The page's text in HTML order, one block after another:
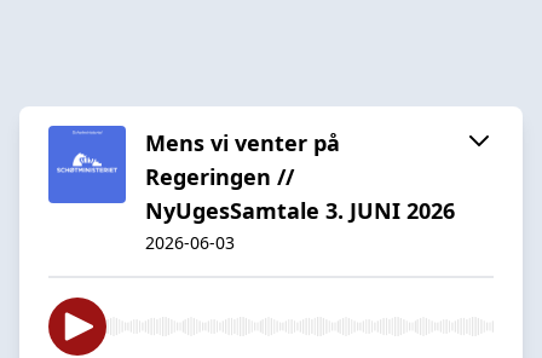
Mens vi venter på
Regeringen //
NyUgesSamtale 3. JUNI 2026
2026-06-03